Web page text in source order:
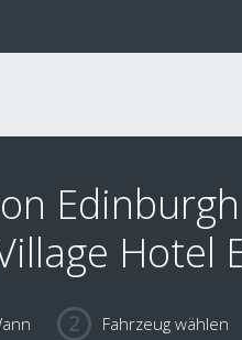
Hotel
Fahrzeug wählen